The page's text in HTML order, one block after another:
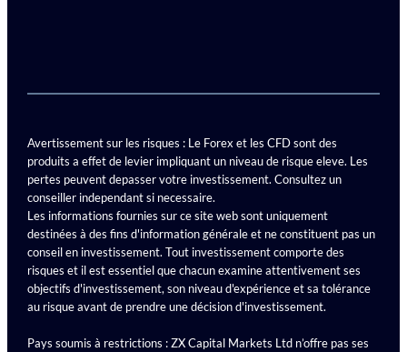
Avertissement sur les risques : Le Forex et les CFD sont des
produits a effet de levier impliquant un niveau de risque eleve. Les
pertes peuvent depasser votre investissement. Consultez un
conseiller independant si necessaire.
Les informations fournies sur ce site web sont uniquement
destinées à des fins d'information générale et ne constituent pas un
conseil en investissement. Tout investissement comporte des
risques et il est essentiel que chacun examine attentivement ses
objectifs d'investissement, son niveau d'expérience et sa tolérance
au risque avant de prendre une décision d'investissement.
Pays soumis à restrictions : ZX Capital Markets Ltd n’offre pas ses